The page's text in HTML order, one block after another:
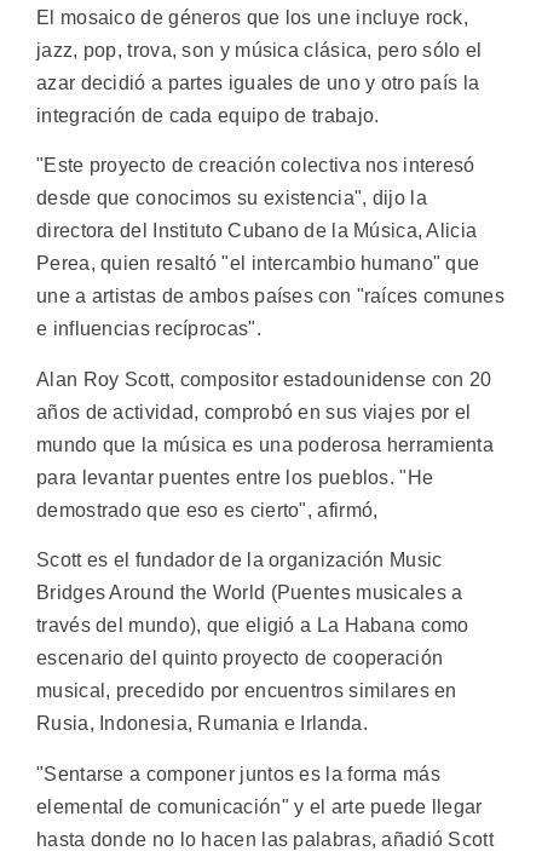
El mosaico de géneros que los une incluye rock,
jazz, pop, trova, son y música clásica, pero sólo el
azar decidió a partes iguales de uno y otro país la
integración de cada equipo de trabajo.
"Este proyecto de creación colectiva nos interesó
desde que conocimos su existencia", dijo la
directora del Instituto Cubano de la Música, Alicia
Perea, quien resaltó "el intercambio humano" que
une a artistas de ambos países con "raíces comunes
e influencias recíprocas".
Alan Roy Scott, compositor estadounidense con 20
años de actividad, comprobó en sus viajes por el
mundo que la música es una poderosa herramienta
para levantar puentes entre los pueblos. "He
demostrado que eso es cierto", afirmó,
Scott es el fundador de la organización Music
Bridges Around the World (Puentes musicales a
través del mundo), que eligió a La Habana como
escenario del quinto proyecto de cooperación
musical, precedido por encuentros similares en
Rusia, Indonesia, Rumania e Irlanda.
"Sentarse a componer juntos es la forma más
elemental de comunicación" y el arte puede llegar
hasta donde no lo hacen las palabras, añadió Scott